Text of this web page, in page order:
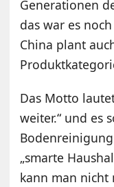
Generationen
das war es
China plant
Das Motto
weiter.“ und es
„smarte
kann man nicht